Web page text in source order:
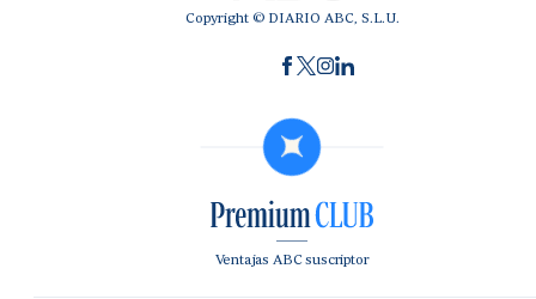
Copyright © DIARIO ABC, S.L.U.
Ventajas ABC suscriptor